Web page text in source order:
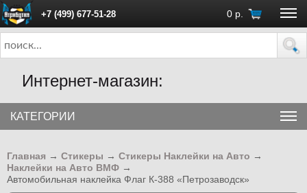
+7 (499) 677-51-28 0 р.
ПН - ПТ с 10:00 до 18:00 (Москва)
Интернет-магазин:
КАТЕГОРИИ
Главная → Стикеры → Стикеры Наклейки на Авто →
Наклейки на Авто ВМФ →
Автомобильная наклейка Флаг К-388 «Петрозаводск»